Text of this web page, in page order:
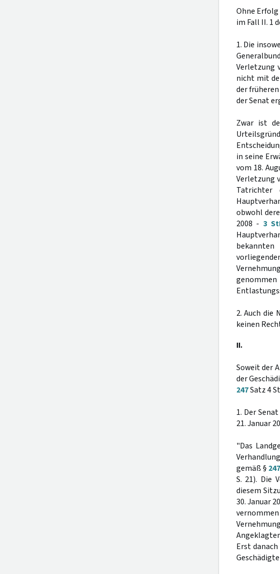
Ohne
im Fall II. 1
1. Die
Verletzung
nicht mit
der
der Senat
Zwar ist
in seine
vom 18.
Verletzung
Tatrichter
obwohl
2008 - 3
2. Auch die
keinen
II.
Soweit der
der
247Satz 4
1. Der
21. Januar
"Das
gemäß § 247
S. 21). Die
diesem
30. Januar
vernommen
Erst